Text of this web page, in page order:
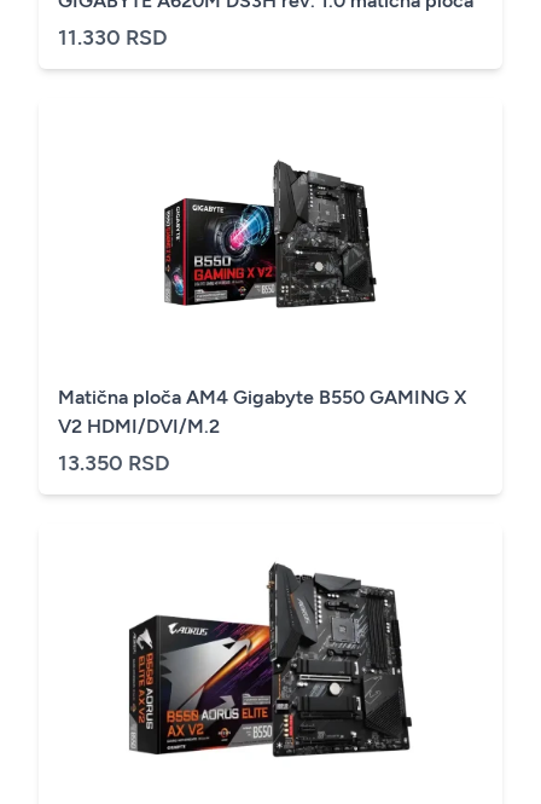
11.330 RSD
Matična ploča AM4 Gigabyte B550 GAMING X
V2 HDMI/DVI/M.2
13.350 RSD